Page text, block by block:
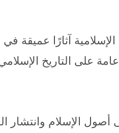
آثارًا عميقة في
على التاريخ
أصول الإسلام وانتشار